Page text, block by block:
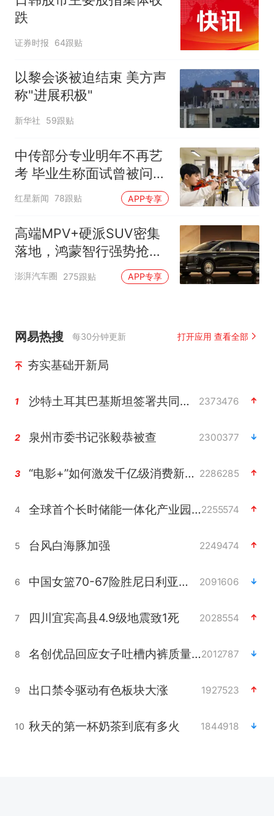
跌
证券时报 64跟贴
以黎会谈被迫结束 美方声
称"进展积极"
新华社 59跟贴
中传部分专业明年不再艺
考 毕业生称面试曾被问
“如何策划晚会” 专家：遏
红星新闻 78跟贴 APP专享
高端MPV+硬派SUV密集
落地，鸿蒙智行强势抢占
自主高端市场制高点
澎湃汽车圈 275跟贴 APP专享
网易热搜 每30分钟更新 打开应用 查看全部
夯实基础开新局
1 沙特土耳其巴基斯坦签署共同防务协议 2373476
2 泉州市委书记张毅恭被查 2300377
3 “电影+”如何激发千亿级消费新活力？ 2286285
4 全球首个长时储能一体化产业园量产2255574
5 台风白海豚加强 2249474
6 中国女篮70-67险胜尼日利亚女篮 2091606
7 四川宜宾高县4.9级地震致1死 2028554
8 名创优品回应女子吐槽内裤质量差2012787
9 出口禁令驱动有色板块大涨 1927523
10 秋天的第一杯奶茶到底有多火 1844918